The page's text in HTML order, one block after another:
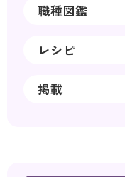
職種図鑑
レシピ
掲載